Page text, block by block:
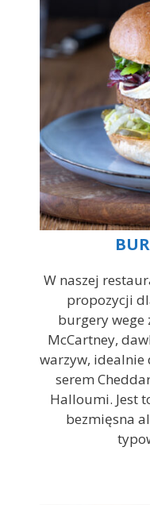
W naszej
propozycji
burgery wege
McCartney,
warzyw, idealnie
serem
Halloumi. Jest
bezmięsna